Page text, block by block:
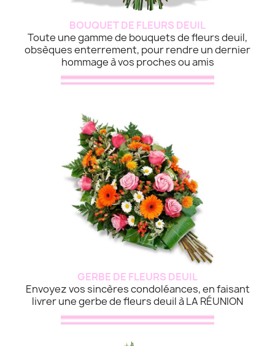
BOUQUET DE FLEURS DEUIL
Toute une gamme de bouquets de fleurs deuil,
obsèques enterrement, pour rendre un dernier
hommage à vos proches ou amis
GERBE DE FLEURS DEUIL
Envoyez vos sincères condoléances, en faisant
livrer une gerbe de fleurs deuil à LA RÉUNION